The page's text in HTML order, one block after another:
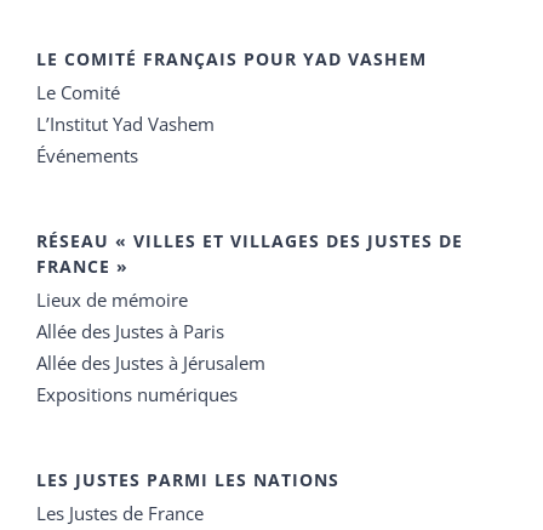
LE COMITÉ FRANÇAIS POUR YAD VASHEM
Le Comité
L’Institut Yad Vashem
Événements
RÉSEAU « VILLES ET VILLAGES DES JUSTES DE
FRANCE »
Lieux de mémoire
Allée des Justes à Paris
Allée des Justes à Jérusalem
Expositions numériques
LES JUSTES PARMI LES NATIONS
Les Justes de France